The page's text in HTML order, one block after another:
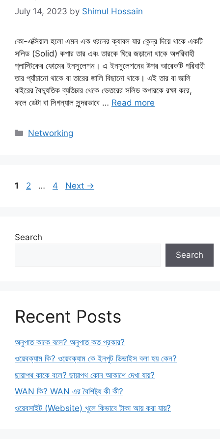
July 14, 2023 by Shimul Hossain
কো-এক্সিয়াল হলো এমন এক ধরনের ক্যাবল যার কেন্দ্র দিয়ে থাকে একটি
সলিড (Solid) কপার তার এবং তারকে ঘিরে জড়ানাে থাকে অপরিবাহী
প্লাস্টিকের ফোমের ইনসুলেশন। এ ইনসুলেশনের উপর আরেকটি পরিবাহী
তার প্যাঁচানো থাকে বা তারের জালি বিছানাে থাকে। এই তার বা জালি
বাইরের বৈদ্যুতিক ব্যতিচার থেকে ভেতরের সলিড কপারকে রক্ষা করে,
ফলে ডেটা বা সিগন্যাল সুন্দরভাবে … Read more
Categories
Networking
Page
1 Page
2 … Page
4 Next →
Search
Search
Recent Posts
অনুপাত কাকে বলে? অনুপাত কত প্রকার?
ওয়েবক্যাম কি? ওয়েবক্যাম কে ইনপুট ডিভাইস বলা হয় কেন?
ছায়াপথ কাকে বলে? ছায়াপথ কোন আকাশে দেখা যায়?
WAN কি? WAN এর বৈশিষ্ট্য কী কী?
ওয়েবসাইট (Website) খুলে কিভাবে টাকা আয় করা যায়?